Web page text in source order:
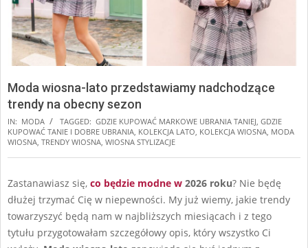
Moda wiosna-lato przedstawiamy nadchodzące
trendy na obecny sezon
IN: MODA TAGGED: GDZIE KUPOWAĆ MARKOWE UBRANIA TANIEJ GDZIE
KUPOWAĆ TANIE I DOBRE UBRANIA KOLEKCJA LATO KOLEKCJA WIOSNA MODA
WIOSNA TRENDY WIOSNA WIOSNA STYLIZACJE
Zastanawiasz się, co będzie modne w 2026 roku? Nie będę
dłużej trzymać Cię w niepewności. My już wiemy, jakie trendy
towarzyszyć będą nam w najbliższych miesiącach i z tego
tytułu przygotowałam szczegółowy opis, który wszystko Ci